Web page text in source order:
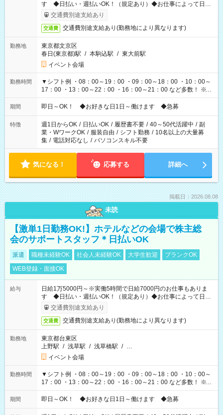
す ◆日払い・週払いOK！（規定あり）◆お仕事によって日給
も異なります
交通費別途支給あり
交通費 交通費別途支給あり(勤務地により異なります)
勤務地
東京都文京区
春日(東京都)駅 / 本駒込駅 / 東大前駅
イベント会場
勤務時間
▼シフト例 ・08：00～19：00 ・09：00～18：00 ・10：00～
17：00 ・13：00～22：00 ・16：00～21：00 など多数！ ※お
仕事により勤務時間が異なります
期間 即日～OK！ ◆お好きな日1日～働けます ◆急募
特徴 週1日からOK / 日払いOK / 履歴書不要 / 40～50代活躍中 / 副
業・WワークOK / 服装自由 / シフト勤務 / 10名以上の大量募
集 / 電話対応なし / パソコンスキル不要
気になる！ 応募する 詳細へ
掲載日：2026.08.08
未読
【激単1日勤務OK!】ホテルなどの会場で株主総
会のサポートスタッフ＊日払いOK
派遣 職種未経験OK 社会人未経験OK 大学生歓迎
ブランクOK
WEB登録・面接OK
給与
日給1万5000円～※実働5時間で日給7000円のお仕事もありま
す ◆日払い・週払いOK！（規定あり）◆お仕事によって日給
も異なります
交通費別途支給あり
交通費 交通費別途支給あり(勤務地により異なります)
勤務地
東京都台東区
上野駅 / 浅草駅 / 浅草橋駅 / …
イベント会場
勤務時間
▼シフト例 ・08：00～19：00 ・09：00～18：00 ・10：00～
17：00 ・13：00～22：00 ・16：00～21：00 など多数！ ※お
仕事により勤務時間が異なります
期間 即日～OK！ ◆お好きな日1日～働けます ◆急募